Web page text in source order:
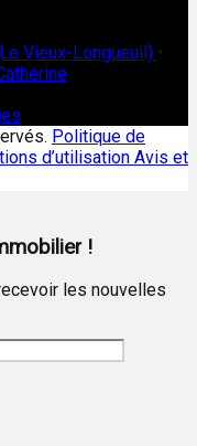
Vieux-Longueuil)
Politique de
d’utilisation Avis et
!
les nouvelles